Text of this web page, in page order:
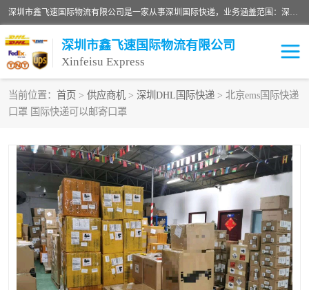
深圳市鑫飞速国际物流有限公司是一家从事深圳国际快递，业务涵盖范围：深圳DHL国际快递、深圳国际快递公司、深圳国际物流公司、深圳国际快递、深圳DHL国际快递电话可拨打全国服务热线：15019287411。欢迎各位亲来人来电到我司洽谈合作。
深圳市鑫飞速国际物流有限公司
Xinfeisu Express
当前位置： 首页 > 供应商机 > 深圳DHL国际快递 > 北京ems国际快递
口罩 国际快递可以邮寄口罩
联邦快递
俄罗斯快递 巴西快递
深圳DHL国际快递 伊朗快递
UPS国际快递 深圳国际快递公司
深圳国际物流公司 深圳国际快递电话